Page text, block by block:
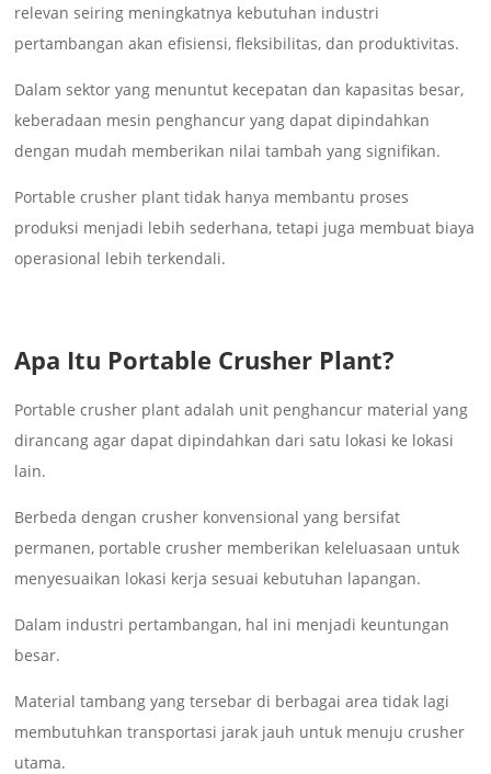
relevan seiring meningkatnya kebutuhan industri
pertambangan akan efisiensi, fleksibilitas, dan produktivitas.
Dalam sektor yang menuntut kecepatan dan kapasitas besar,
keberadaan mesin penghancur yang dapat dipindahkan
dengan mudah memberikan nilai tambah yang signifikan.
Portable crusher plant tidak hanya membantu proses
produksi menjadi lebih sederhana, tetapi juga membuat biaya
operasional lebih terkendali.
Apa Itu Portable Crusher Plant?
Portable crusher plant adalah unit penghancur material yang
dirancang agar dapat dipindahkan dari satu lokasi ke lokasi
lain.
Berbeda dengan crusher konvensional yang bersifat
permanen, portable crusher memberikan keleluasaan untuk
menyesuaikan lokasi kerja sesuai kebutuhan lapangan.
Dalam industri pertambangan, hal ini menjadi keuntungan
besar.
Material tambang yang tersebar di berbagai area tidak lagi
membutuhkan transportasi jarak jauh untuk menuju crusher
utama.